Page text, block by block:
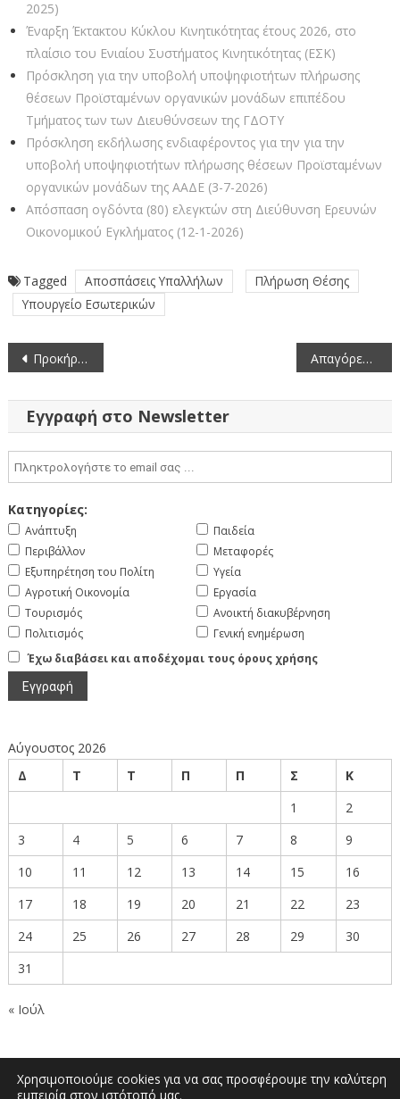
2025)
Έναρξη Έκτακτου Κύκλου Κινητικότητας έτους 2026, στο
πλαίσιο του Ενιαίου Συστήματος Κινητικότητας (ΕΣΚ)
Πρόσκληση για την υποβολή υποψηφιοτήτων πλήρωσης
θέσεων Προϊσταμένων οργανικών μονάδων επιπέδου
Τμήματος των των Διευθύνσεων της ΓΔΟΤΥ
Πρόσκληση εκδήλωσης ενδιαφέροντος για την για την
υποβολή υποψηφιοτήτων πλήρωσης θέσεων Προϊσταμένων
οργανικών μονάδων της ΑΑΔΕ (3-7-2026)
Απόσπαση ογδόντα (80) ελεγκτών στη Διεύθυνση Ερευνών
Οικονομικού Εγκλήματος (12-1-2026)
Tagged Αποσπάσεις Υπαλλήλων
Πλήρωση Θέσης
Υπουργείο Εσωτερικών
Πλοήγηση
άρθρων
Προκήρυξη για την πλήρωση τεσσάρων (4) θέσεων ευθύνης επιπέδου Γενικής Διεύθυνσης στην ΗΔΙΚΑ ΑΕ (31-7-2024) Απαγόρευση κυκλοφορίας σε περιοχές Natura και Δάση της ΠΕ Κοζάνης (3-8-2024)
Εγγραφή στο Newsletter
Κατηγορίες:
Ανάπτυξη
Περιβάλλον
Εξυπηρέτηση του Πολίτη
Αγροτική Οικονομία
Τουρισμός
Πολιτισμός
Παιδεία
Μεταφορές
Υγεία
Εργασία
Ανοικτή διακυβέρνηση
Γενική ενημέρωση
Έχω διαβάσει και αποδέχομαι τους όρους χρήσης
Αύγουστος 2026
Δ
Τ Τ Π Π Σ
Κ
1
2
3
4 5 6 7 8
9
10
11 12 13 14 15
16
17
18 19 20 21 22
23
24
25 26 27 28 29
30
31
« Ιούλ
Χρησιμοποιούμε cookies για να σας προσφέρουμε την καλύτερη
εμπειρία στον ιστότοπό μας.